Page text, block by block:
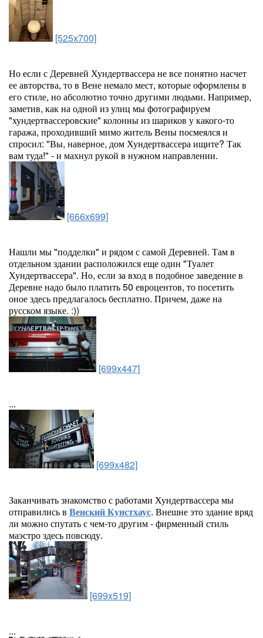
[525x700]
Но если с Деревней Хундертвассера не все понятно насчет
ее авторства, то в Вене немало мест, которые оформлены в
его стиле, но абсолютно точно другими людьми. Например,
заметив, как на одной из улиц мы фотографируем
"хундертвассеровские" колонны из шариков у какого-то
гаража, проходивший мимо житель Вены посмеялся и
спросил: "Вы, наверное, дом Хундертвассера ищите? Так
вам туда!" - и махнул рукой в нужном направлении.
[666x699]
Нашли мы "подделки" и рядом с самой Деревней. Там в
отдельном здании расположился еще один "Туалет
Хундертвассера". Но, если за вход в подобное заведение в
Деревне надо было платить 50 евроцентов, то посетить
оное здесь предлагалось бесплатно. Причем, даже на
русском языке. :))
[699x447]
...
[699x482]
Заканчивать знакомство с работами Хундертвассера мы
отправились в Венский Кунстхаус. Внешне это здание вряд
ли можно спутать с чем-то другим - фирменный стиль
маэстро здесь повсюду.
[699x519]
...